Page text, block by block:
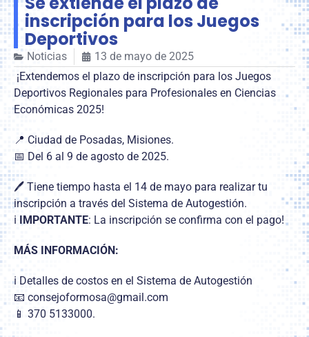
inscripción para los Juegos
Deportivos
Noticias
13 de mayo de 2025
¡Extendemos el plazo de inscripción para los Juegos
Deportivos Regionales para Profesionales en Ciencias
Económicas 2025!
📍 Ciudad de Posadas, Misiones.
📅 Del 6 al 9 de agosto de 2025.
🖊️ Tiene tiempo hasta el 14 de mayo para realizar tu
inscripción a través del Sistema de Autogestión.
ℹ️ IMPORTANTE: La inscripción se confirma con el pago!
MÁS INFORMACIÓN:
ℹ️ Detalles de costos en el Sistema de Autogestión
📧 consejoformosa@gmail.com
📱 370 5133000.